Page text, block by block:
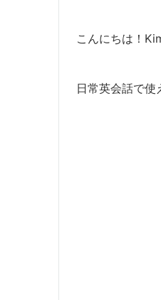
こんにちは！
日常英会話で使